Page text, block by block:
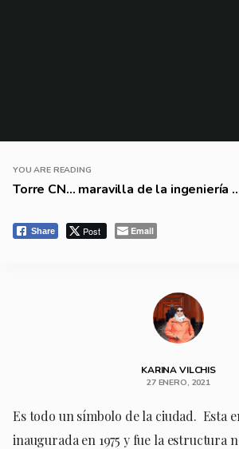
YOU ARE READING
Torre CN… maravilla de la ingeniería
Share Post Email
KARINA VILCHIS
27 ENERO, 2021
Es todo un símbolo de la ciudad. Esta
inaugurada en 1975 y fue la estructura